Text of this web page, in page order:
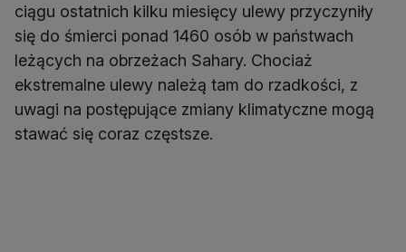
ciągu ostatnich kilku miesięcy ulewy przyczyniły
się do śmierci ponad 1460 osób w państwach
leżących na obrzeżach Sahary. Chociaż
ekstremalne ulewy należą tam do rzadkości, z
uwagi na postępujące zmiany klimatyczne mogą
stawać się coraz częstsze.